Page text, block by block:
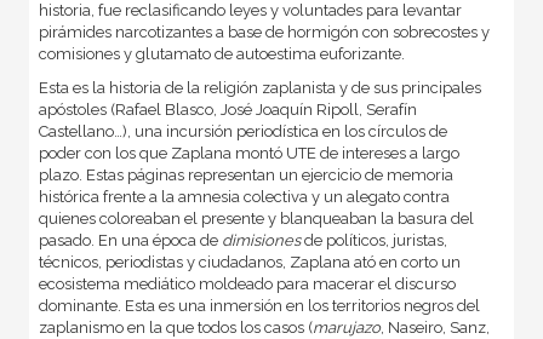
historia, fue reclasificando leyes y voluntades para levantar
pirámides narcotizantes a base de hormigón con sobrecostes y
comisiones y glutamato de autoestima euforizante.
Esta es la historia de la religión zaplanista y de sus principales
apóstoles (Rafael Blasco, José Joaquín Ripoll, Serafín
Castellano…), una incursión periodística en los círculos de
poder con los que Zaplana montó UTE de intereses a largo
plazo. Estas páginas representan un ejercicio de memoria
histórica frente a la amnesia colectiva y un alegato contra
quienes coloreaban el presente y blanqueaban la basura del
pasado. En una época de dimisionesde políticos, juristas,
técnicos, periodistas y ciudadanos, Zaplana ató en corto un
ecosistema mediático moldeado para macerar el discurso
dominante. Esta es una inmersión en los territorios negros del
zaplanismo en la que todos los casos (marujazo, Naseiro, Sanz,